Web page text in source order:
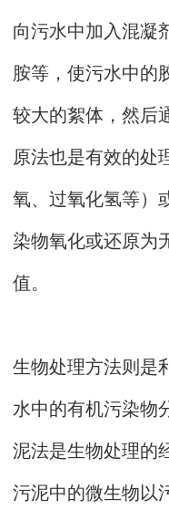
向污水中加入混凝
胺等，使污水中的
较大的絮体，然后
原法也是有效的处
氧、过氧化氢等）
染物氧化或还原为
值。
生物处理方法则是
水中的有机污染物
泥法是生物处理的
污泥中的微生物以